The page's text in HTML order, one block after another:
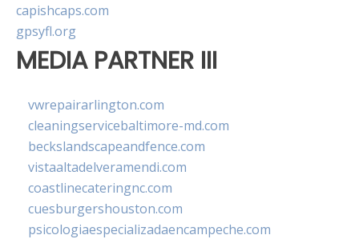
capishcaps.com
gpsyfl.org
MEDIA PARTNER III
vwrepairarlington.com
cleaningservicebaltimore-md.com
beckslandscapeandfence.com
vistaaltadelveramendi.com
coastlinecateringnc.com
cuesburgershouston.com
psicologiaespecializadaencampeche.com